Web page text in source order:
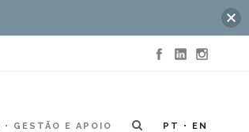
GESTÃO E APOIO PT EN